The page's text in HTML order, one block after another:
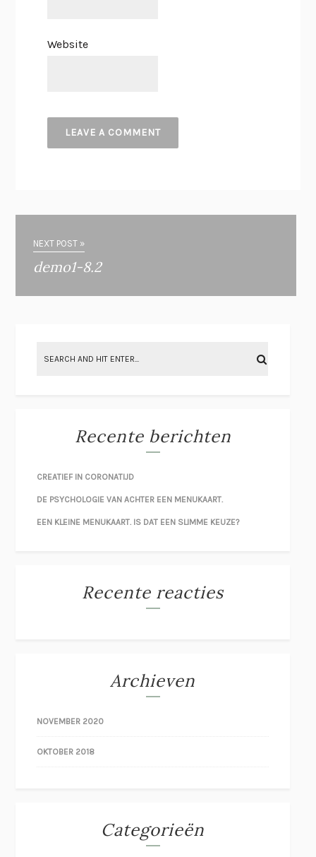
Website
NEXT POST »
demo1-8.2
Recente berichten
CREATIEF IN CORONATIJD
DE PSYCHOLOGIE VAN ACHTER EEN MENUKAART.
EEN KLEINE MENUKAART. IS DAT EEN SLIMME KEUZE?
Recente reacties
Archieven
NOVEMBER 2020
OKTOBER 2018
Categorieën